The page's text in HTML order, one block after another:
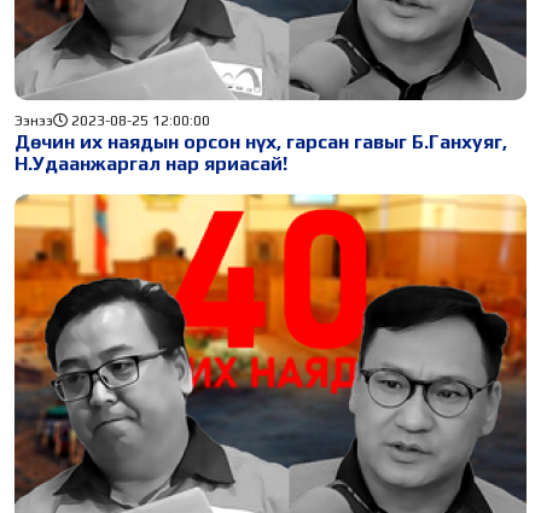
Дөчин их наядын орсон нүх, гарсан гавыг Б.Ганхуяг,
Н.Удаанжаргал нар яриасай!
Ээнээ 2023-08-25 12:00:00